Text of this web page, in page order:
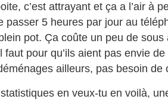
c’est attrayant et ça a l’air à
passer 5 heures par jour au
pot. Ça coûte un peu de
faut pour qu’ils aient pas envie
ailleurs, pas besoin de
en veux-tu en voilà,